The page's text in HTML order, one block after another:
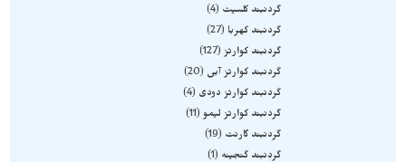
گردنبند کلسیت
4
گردنبند کهربا
27
گردنبند کوارتز 127
گردنبند کوارتز آبی
20
گردنبند کوارتز دودی
4
گردنبند کوارتز لیمو 11
گردنبند گارنت
19
گردنبند گنجینه
1